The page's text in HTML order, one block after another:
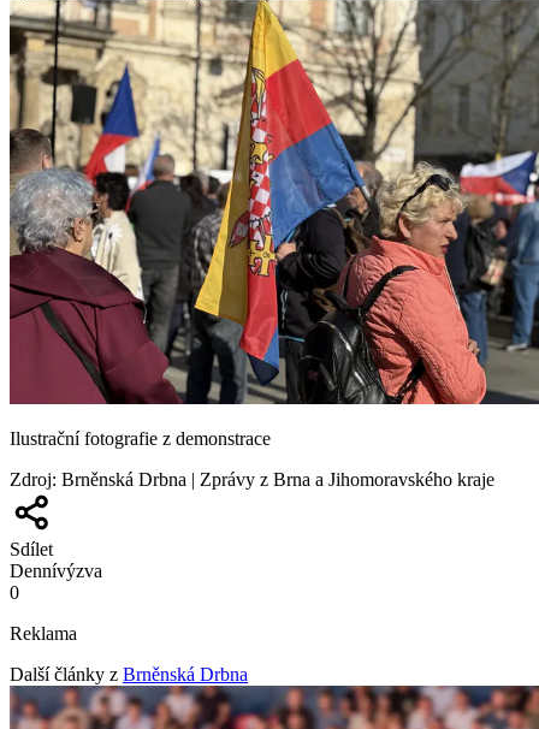
Ilustrační fotografie z demonstrace
Zdroj: Brněnská Drbna | Zprávy z Brna a Jihomoravského kraje
Sdílet
Dennívýzva
0
Reklama
Další články z Brněnská Drbna